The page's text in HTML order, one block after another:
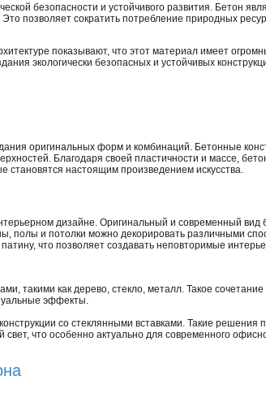
безопасности и устойчивого развития. Бетон
позволяет сократить потребление природных
показывают, что этот материал имеет
экологически безопасных и устойчивых
оригинальных форм и комбинаций. Бетонные
Благодаря своей пластичности и массе,
становятся настоящим произведением искусства.
дизайне. Оригинальный и современный вид
полы и потолки можно декорировать различными
что позволяет создавать неповторимые
такими как дерево, стекло, металл. Такое
эффекты.
со стеклянными вставками. Такие решения
что особенно актуально для современного